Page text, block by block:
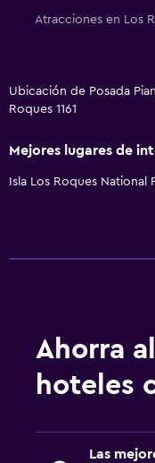
Atracciones en Los
Ubicación de Posada
Roques 1161
Mejores lugares de
Isla Los Roques National
Ahorra
hoteles
Las